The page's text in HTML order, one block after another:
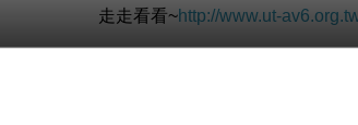
走走看看~http://www.ut-